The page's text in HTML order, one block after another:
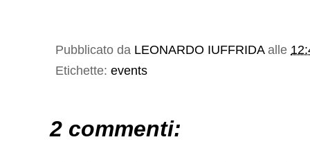
Pubblicato da LEONARDO IUFFRIDA alle
Etichette: events
2 commenti: